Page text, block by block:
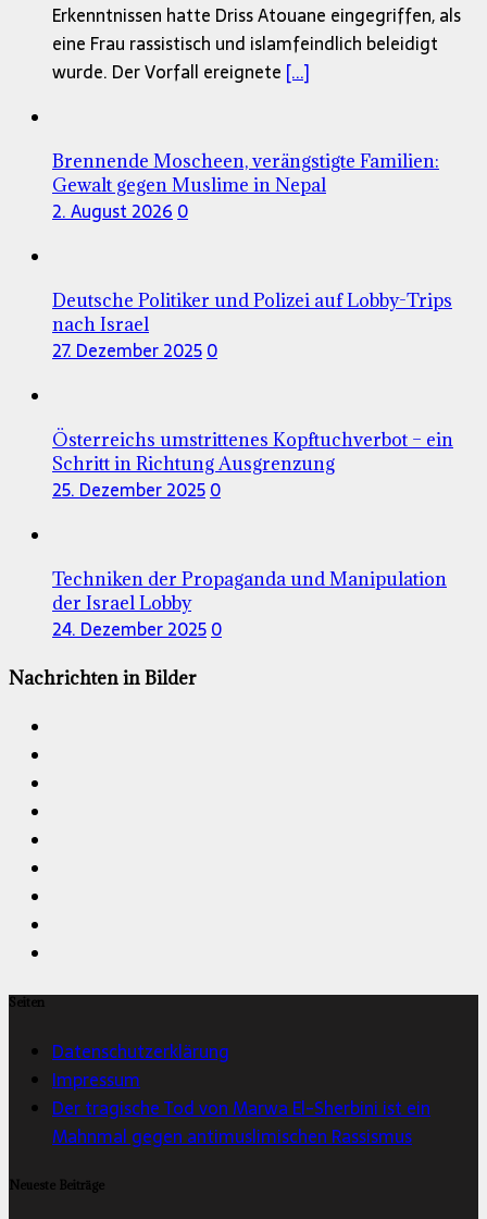
Erkenntnissen hatte Driss Atouane eingegriffen, als
eine Frau rassistisch und islamfeindlich beleidigt
wurde. Der Vorfall ereignete [...]
Brennende Moscheen, verängstigte Familien:
Gewalt gegen Muslime in Nepal
2. August 2026 0
Deutsche Politiker und Polizei auf Lobby-Trips
nach Israel
27. Dezember 20250
Österreichs umstrittenes Kopftuchverbot – ein
Schritt in Richtung Ausgrenzung
25. Dezember 20250
Techniken der Propaganda und Manipulation
der Israel Lobby
24. Dezember 20250
Nachrichten in Bilder
Seiten
Datenschutzerklärung
Impressum
Der tragische Tod von Marwa El-Sherbini ist ein
Mahnmal gegen antimuslimischen Rassismus
Neueste Beiträge